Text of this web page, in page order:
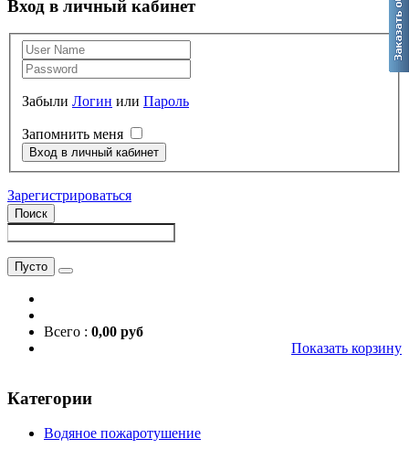
Вход в личный кабинет
Забыли Логин или Пароль
Запомнить меня
Зарегистрироваться
Поиск
Пусто
Всего : 0,00 руб
Показать корзину
Категории
Водяное пожаротушение